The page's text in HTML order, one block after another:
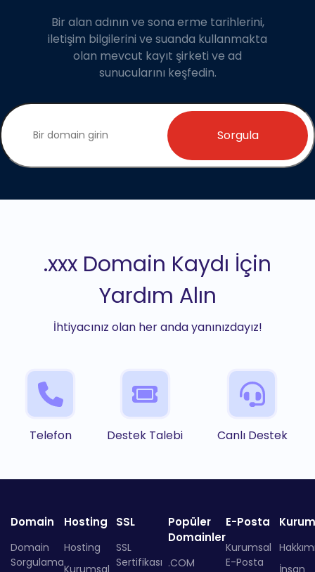
Bir alan adının ve sona erme tarihlerini,
iletişim bilgilerini ve suanda kullanmakta
olan mevcut kayıt şirketi ve ad
sunucularını keşfedin.
Sorgula
.xxx Domain Kaydı İçin
Yardım Alın
İhtiyacınız olan her anda yanınızdayız!
Telefon Destek Talebi Canlı Destek
Domain
Domain
Sorgulama
Hosting
Hosting
SSL
SSL
Sertifikası
Popüler
Domainler
.COM
E-Posta
Kurumsal
E-Posta